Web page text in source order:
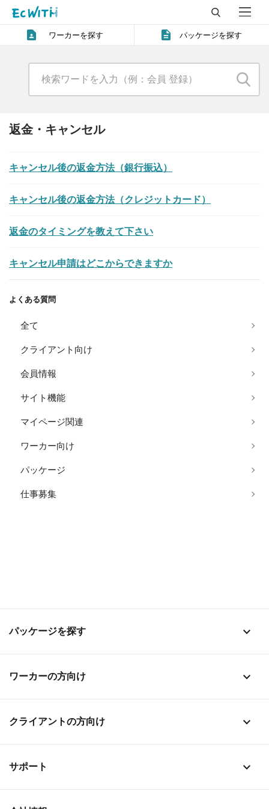
ワーカーを探す パッケージを探す
よくある質問
全て
クライアント向け
会員情報
サイト機能
マイページ関連
ワーカー向け
パッケージ
仕事募集
返金・キャンセル
キャンセル後の返金方法（銀行振込）
キャンセル後の返金方法（クレジットカード）
返金のタイミングを教えて下さい
キャンセル申請はどこからできますか
パッケージを探す stat_1
ワーカーの方向け stat_1
クライアントの方向け stat_1
サポート stat_1